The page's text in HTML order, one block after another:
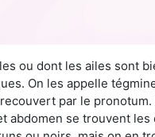
ou dont les ailes sont
On les appelle
par le
abdomen se trouvent